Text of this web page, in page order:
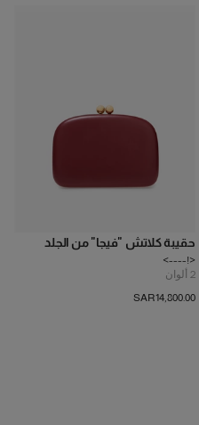
حقيبة كلاتش "فيجا" من الجلد
<!---->
2 ألوان
SAR‌14,800.00